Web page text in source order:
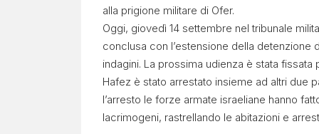
alla prigione militare di Ofer.
Oggi, giovedì 14 settembre nel tribunale
conclusa con l’estensione della
indagini. La prossima udienza è stata fissata
Hafez è stato arrestato insieme ad altri due
l’arresto le forze armate israeliane hanno
lacrimogeni, rastrellando le abitazioni e